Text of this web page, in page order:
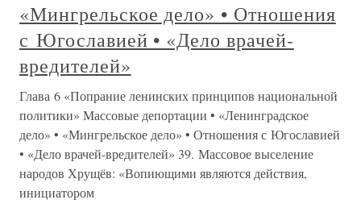
«Мингрельское дело» • Отношения
с Югославией • «Дело врачей-
вредителей»
Глава 6 «Попрание ленинских принципов национальной
политики» Массовые депортации • «Ленинградское
дело» • «Мингрельское дело» • Отношения с Югославией
• «Дело врачей-вредителей» 39. Массовое выселение
народов Хрущёв: «Вопиющими являются действия,
инициатором